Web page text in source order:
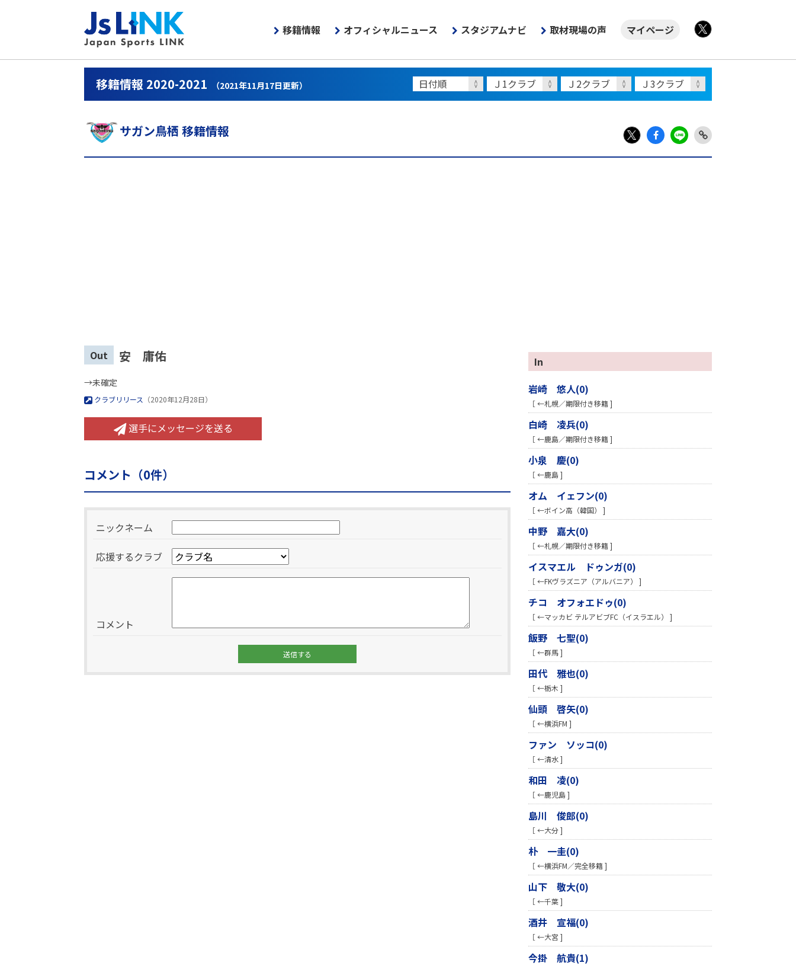
移籍情報 オフィシャルニュース スタジアムナビ 取材現場の声
マイページ
移籍情報 2020-2021 （2021年11月17日更新）
サガン鳥栖 移籍情報
X
Fac LIN Link
Out 安 庸佑
→未確定
クラブリリース （2020年12月28日）
選手にメッセージを送る
コメント（0件）
ニックネーム
応援するクラブ
コメント
In
岩崎 悠人(0)
［ ←札幌／期限付き移籍 ]
白崎 凌兵(0)
［ ←鹿島／期限付き移籍 ]
小泉 慶(0)
［ ←鹿島 ]
オム イェフン(0)
［ ←ボイン高（韓国） ]
中野 嘉大(0)
［ ←札幌／期限付き移籍 ]
イスマエル ドゥンガ(0)
［ ←FKヴラズニア（アルバニア） ]
チコ オフォエドゥ(0)
［ ←マッカビ テルアビブFC（イスラエル） ]
飯野 七聖(0)
［ ←群馬 ]
田代 雅也(0)
［ ←栃木 ]
仙頭 啓矢(0)
［ ←横浜FM ]
ファン ソッコ(0)
［ ←清水 ]
和田 凌(0)
［ ←鹿児島 ]
島川 俊郎(0)
［ ←大分 ]
朴 一圭(0)
［ ←横浜FM／完全移籍 ]
山下 敬大(0)
［ ←千葉 ]
酒井 宣福(0)
［ ←大宮 ]
今掛 航貴(1)